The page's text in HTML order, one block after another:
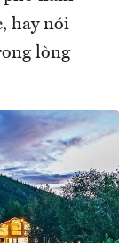
hay nói
lòng